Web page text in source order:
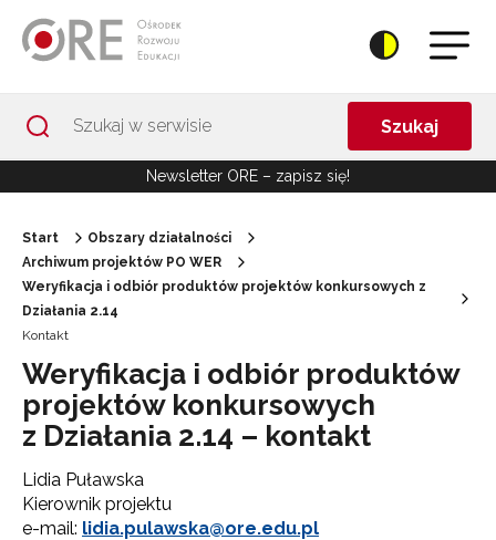
Szukaj
Newsletter ORE – zapisz się!
Start
Obszary działalności
Archiwum projektów PO WER
Weryfikacja i odbiór produktów projektów konkursowych z
Działania 2.14
Kontakt
Weryfikacja i odbiór produktów
projektów konkursowych
z Działania 2.14 – kontakt
Lidia Puławska
Kierownik projektu
e-mail: lidia.pulawska@ore.edu.pl